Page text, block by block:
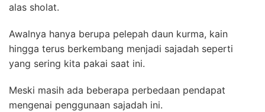
alas sholat.
Awalnya hanya berupa pelepah daun kurma, kain
hingga terus berkembang menjadi sajadah seperti
yang sering kita pakai saat ini.
Meski masih ada beberapa perbedaan pendapat
mengenai penggunaan sajadah ini.